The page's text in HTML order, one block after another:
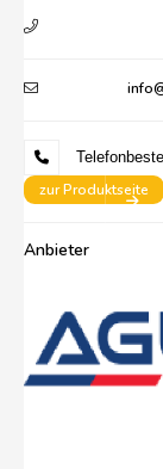
zur Produktseite
Anbieter